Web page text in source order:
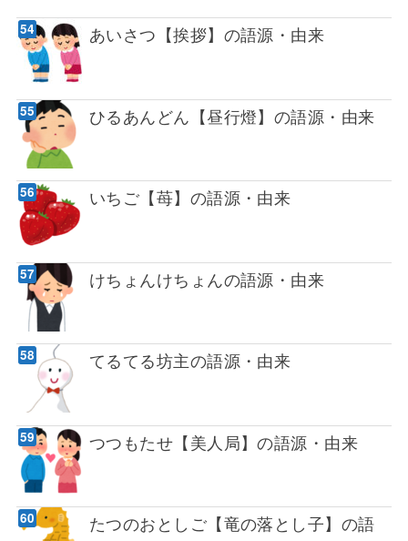
あいさつ【挨拶】の語源・由来
ひるあんどん【昼行燈】の語源・由来
いちご【苺】の語源・由来
けちょんけちょんの語源・由来
てるてる坊主の語源・由来
つつもたせ【美人局】の語源・由来
たつのおとしご【竜の落とし子】の語